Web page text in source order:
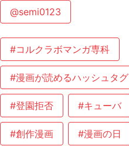
@semi0123
#コルクラボマンガ専科
#漫画が読めるハッシュタグ
#登園拒否 #キューバ
#創作漫画 #漫画の日